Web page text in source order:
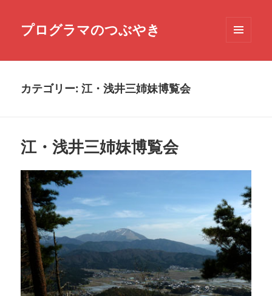
プログラマのつぶやき
ーとウ
カテゴリー:江・浅井三姉妹博覧会
江・浅井三姉妹博覧会